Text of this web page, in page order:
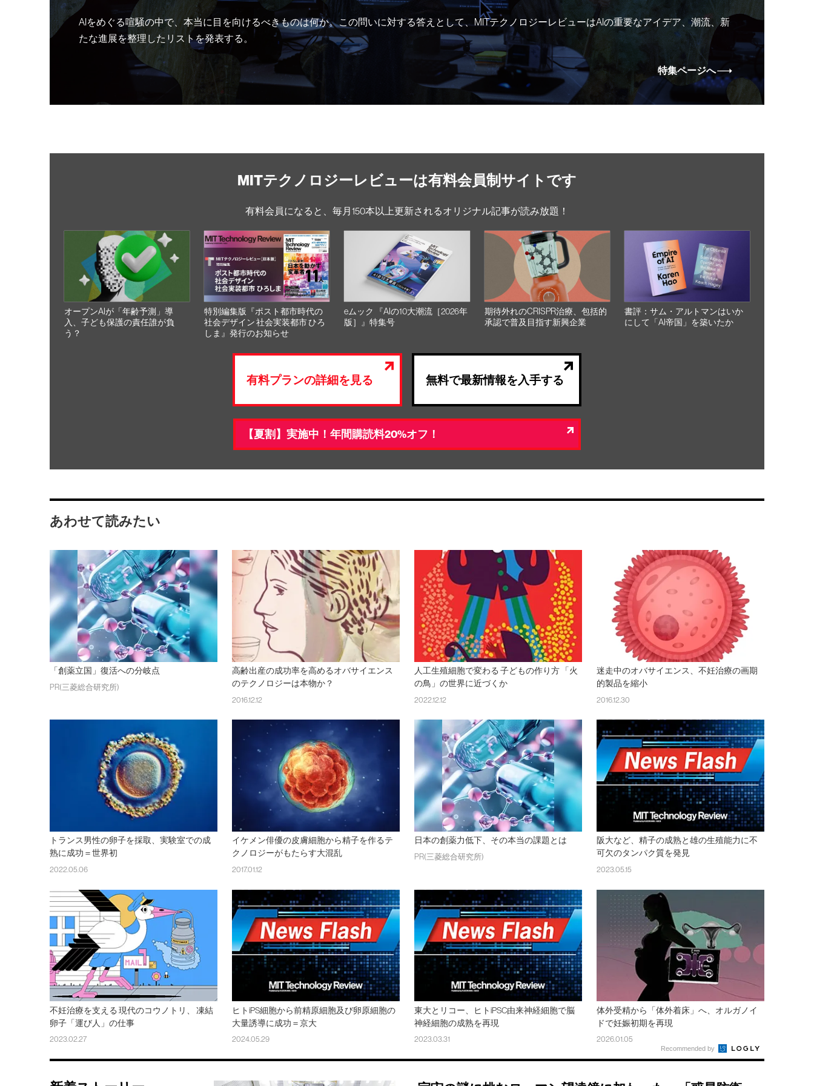
AIをめぐる喧騒の中で、本当に目を向けるべきものは何か。この問いに対する答えとして、MITテクノロジーレビューはAIの重要なアイデア、潮流、新
たな進展を整理したリストを発表する。
特集ページへ
MITテクノロジーレビューは有料会員制サイトです
有料会員になると、毎月150本以上更新されるオリジナル記事が読み放題！
オープンAIが「年齢予測」導
入、子ども保護の責任誰が負
う？
特別編集版『ポスト都市時代の
社会デザイン 社会実装都市 ひろ
しま』発行のお知らせ
eムック 『AIの10大潮流［2026年
版］』特集号
期待外れのCRISPR治療、包括的
承認で普及目指す新興企業
書評：サム・アルトマンはいか
にして「AI帝国」を築いたか
有料プランの詳細を見る 無料で最新情報を入手する
【夏割】実施中！年間購読料20%オフ！
あわせて読みたい
「創薬立国」復活への分岐点
PR(三菱総合研究所)
高齢出産の成功率を高めるオバサイエンス
のテクノロジーは本物か？
2016.12.12
人工生殖細胞で変わる 子どもの作り方 「火
の鳥」の世界に近づくか
2022.12.12
迷走中のオバサイエンス、不妊治療の画期
的製品を縮小
2016.12.30
トランス男性の卵子を採取、実験室での成
熟に成功＝世界初
2022.05.06
イケメン俳優の皮膚細胞から精子を作るテ
クノロジーがもたらす大混乱
2017.01.12
日本の創薬力低下、その本当の課題とは
PR(三菱総合研究所)
阪大など、精子の成熟と雄の生殖能力に不
可欠のタンパク質を発見
2023.05.15
不妊治療を支える 現代のコウノトリ、 凍結
卵子「運び人」の仕事
2023.02.27
ヒトiPS細胞から前精原細胞及び卵原細胞の
大量誘導に成功＝京大
2024.05.29
東大とリコー、ヒトiPSC由来神経細胞で脳
神経細胞の成熟を再現
2023.03.31
体外受精から「体外着床」へ、オルガノイ
ドで妊娠初期を再現
2026.01.05
Recommended by